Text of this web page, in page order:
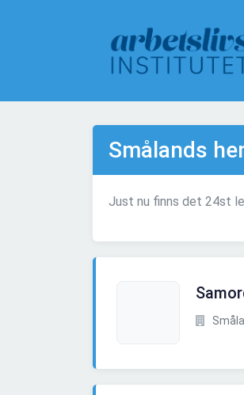
Smålands
Just nu finns det 24st